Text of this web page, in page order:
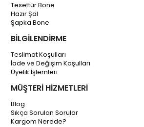
Tesettür Bone
Hazır Şal
Şapka Bone
BİLGİLENDİRME
Teslimat Koşulları
İade ve Değişim Koşulları
Üyelik İşlemleri
MÜŞTERİ HİZMETLERİ
Blog
Sıkça Sorulan Sorular
Kargom Nerede?